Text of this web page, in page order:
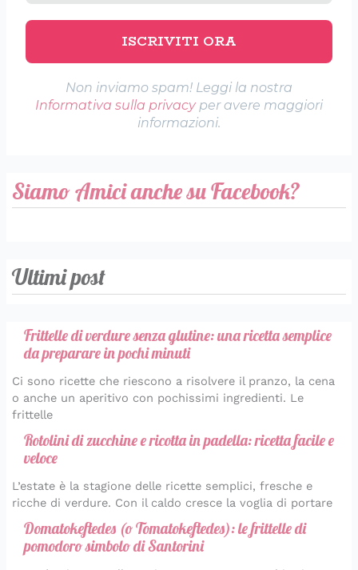
Non inviamo spam! Leggi la nostra
Informativa sulla privacyper avere maggiori
informazioni.
Siamo Amici anche su Facebook?
Ultimi post
Frittelle di verdure senza glutine: una ricetta semplice
da preparare in pochi minuti
Ci sono ricette che riescono a risolvere il pranzo, la cena
o anche un aperitivo con pochissimi ingredienti. Le
frittelle
Rotolini di zucchine e ricotta in padella: ricetta facile e
veloce
L’estate è la stagione delle ricette semplici, fresche e
ricche di verdure. Con il caldo cresce la voglia di portare
Domatokeftedes (o Tomatokeftedes): le frittelle di
pomodoro simbolo di Santorini